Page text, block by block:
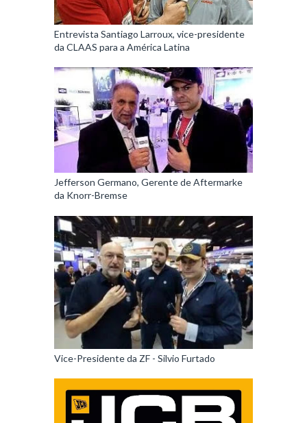
Entrevista Santiago Larroux, vice-presidente
da CLAAS para a América Latina
Jefferson Germano, Gerente de Aftermarke
da Knorr-Bremse
Vice-Presidente da ZF - Silvio Furtado